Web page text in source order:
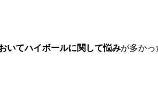
いてハイボールに関して悩みが多か